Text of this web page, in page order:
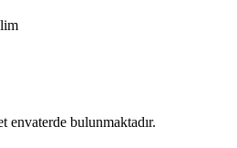
bulunmaktadır.